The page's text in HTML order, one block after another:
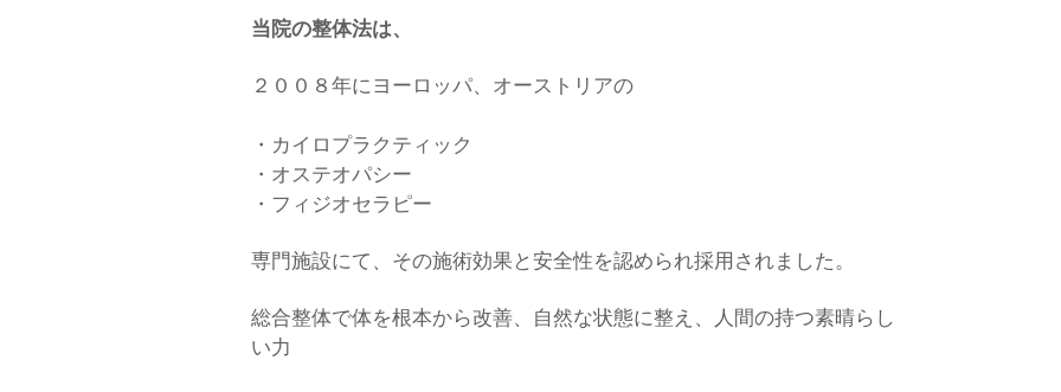
当院の整体法は、
２００８年にヨーロッパ、オーストリアの
・カイロプラクティック
・オステオパシー
・フィジオセラピー
専門施設にて、 その施術効果と安全性を認められ採用されました。
総合整体で体を根本から改善、
自然な状態に整え、人間の持つ素晴らし
い力